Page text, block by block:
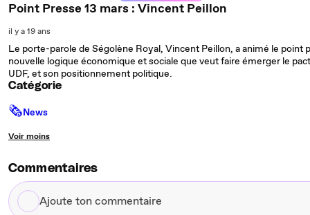
Point Presse 13 mars : Vincent Peillon
il y a 19 ans
Le porte-parole de Ségolène Royal, Vincent Peillon, a animé le point
nouvelle logique économique et sociale que veut faire émerger le
UDF, et son positionnement politique.
Catégorie
🗞News
Voir moins
Commentaires
Ajoute